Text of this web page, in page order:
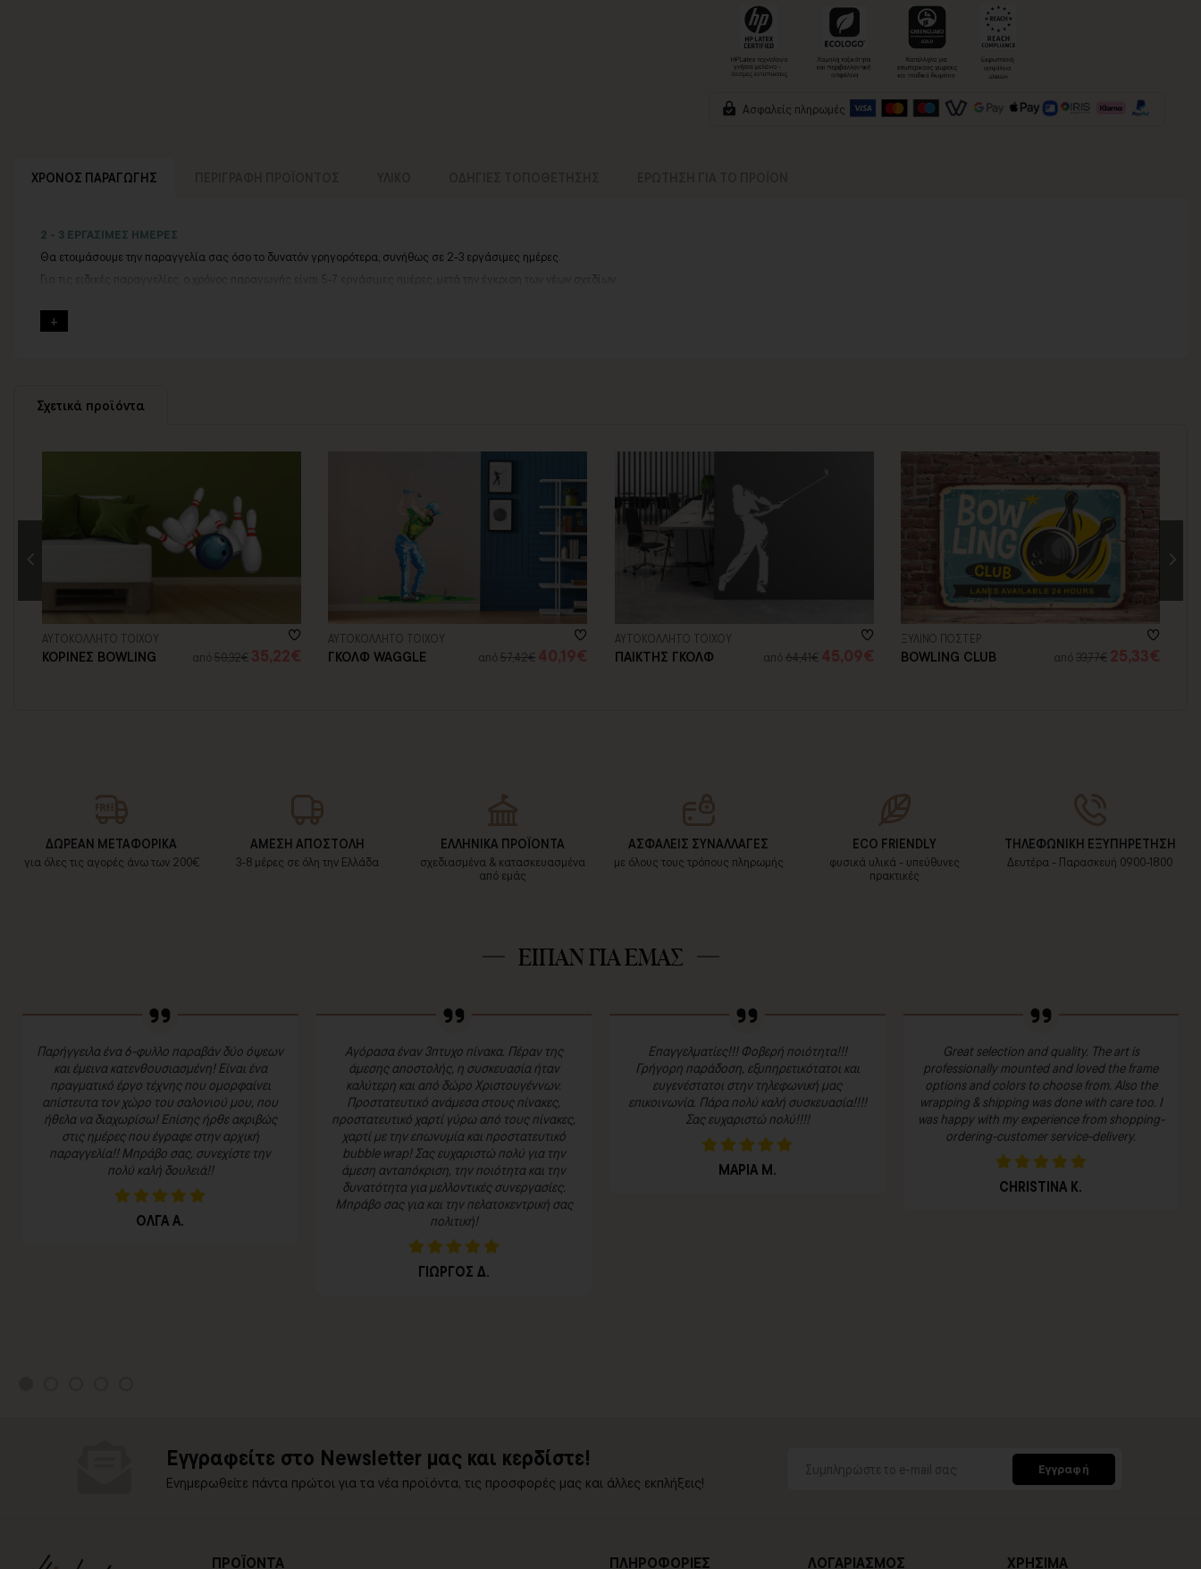
Ασφαλείς πληρωμές
ΧΡΟΝΟΣ ΠΑΡΑΓΩΓΗΣ
2 - 3 ΕΡΓΑΣΙΜΕΣ ΗΜΕΡΕΣ
Θα ετοιμάσουμε την παραγγελία σας όσο το δυνατόν γρηγορότερα, συνήθως σε 2-3 εργάσιμες ημέρες.
Για τις ειδικές παραγγελίες, ο χρόνος παραγωγής είναι 5-7 εργάσιμες ημέρες, μετά την έγκριση των νέων σχεδίων.
Για αυτές τις περιπτώσεις - φροντίστε την παραγγελία σας νωρίτερα!
Σχετικά προϊόντα
ΑΥΤΟΚΟΛΛΗΤΟ ΤΟΙΧΟΥ
ΚΟΡΙΝΕΣ BOWLING από50,32€ 35,22€
ΑΥΤΟΚΟΛΛΗΤΟ ΤΟΙΧΟΥ
ΓΚΟΛΦ WAGGLE από57,42€ 40,19€
ΑΥΤΟΚΟΛΛΗΤΟ ΤΟΙΧΟΥ
ΠΑΙΚΤΗΣ ΓΚΟΛΦ από64,41€ 45,09€
ΞΥΛΙΝΟ ΠΟΣΤΕΡ
BOWLING CLUB από 33,77€ 25,33€
ΔΩΡΕΑΝ ΜΕΤΑΦΟΡΙΚΑ
για όλες τις αγορές άνω των 200€
ΑΜΕΣΗ ΑΠΟΣΤΟΛΗ
3-8 μέρες σε όλη την Ελλάδα
ΕΛΛΗΝΙΚΑ ΠΡΟΪΟΝΤΑ
σχεδιασμένα & κατασκευασμένα
από εμάς
ΑΣΦΑΛΕΙΣ ΣΥΝΑΛΛΑΓΕΣ
με όλους τους τρόπους πληρωμής
ECO FRIENDLY
φυσικά υλικά - υπεύθυνες
πρακτικές
ΤΗΛΕΦΩΝΙΚΗ ΕΞΥΠΗΡΕΤΗΣΗ
Δευτέρα - Παρασκευή 09:00-18:00
ΕΙΠΑΝ ΓΙΑ ΕΜΑΣ
Παρήγγειλα ένα 6-φυλλο παραβάν δύο όψεων
και έμεινα κατενθουσιασμένη! Είναι ένα
πραγματικό έργο τέχνης που ομορφαίνει
απίστευτα τον χώρο του σαλονιού μου, που
ήθελα να διαχωρίσω! Επίσης ήρθε ακριβώς
στις ημέρες που έγραφε στην αρχική
παραγγελία!! Μπράβο σας, συνεχίστε την
πολύ καλή δουλειά!!
ΟΛΓΑ Α.
Αγόρασα έναν 3πτυχο πίνακα. Πέραν της
άμεσης αποστολής, η συσκευασία ήταν
καλύτερη και από δώρο Χριστουγέννων.
Προστατευτικό ανάμεσα στους πίνακες,
προστατευτικό χαρτί γύρω από τους πίνακες,
χαρτί με την επωνυμία και προστατευτικό
bubble wrap! Σας ευχαριστώ πολύ για την
άμεση ανταπόκριση, την ποιότητα και την
δυνατότητα για μελλοντικές συνεργασίες.
Μπράβο σας για και την πελατοκεντρική σας
πολιτική!
ΓΙΩΡΓΟΣ Δ.
Επαγγελματίες!!! Φοβερή ποιότητα!!!
Γρήγορη παράδοση, εξυπηρετικότατοι και
ευγενέστατοι στην τηλεφωνική μας
επικοινωνία. Πάρα πολύ καλή συσκευασία!!!!
Σας ευχαριστώ πολύ!!!!
ΜΑΡΙΑ Μ.
Great selection and quality. The art is
professionally mounted and loved the frame
options and colors to choose from. Also the
wrapping & shipping was done with care too. I
was happy with my experience from shopping-
ordering-customer service-delivery.
CHRISTINA K.
Εγγραφείτε στο Newsletter μας και κερδίστε!
Ενημερωθείτε πάντα πρώτοι για τα νέα προϊόντα, τις προσφορές μας και άλλες εκπλήξεις!
Εγγραφή
ΠΡΟΪΟΝΤΑ ΠΛΗΡΟΦΟΡΙΕΣ ΛΟΓΑΡΙΑΣΜΟΣ ΧΡΗΣΙΜΑ